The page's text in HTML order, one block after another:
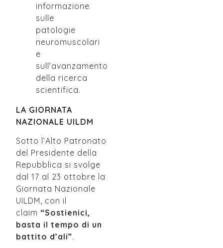
informazione
sulle
patologie
neuromuscolari
e
sull’avanzamento
della ricerca
scientifica.
LA GIORNATA
NAZIONALE UILDM
Sotto l’Alto Patronato
del Presidente della
Repubblica si svolge
dal 17 al 23 ottobre la
Giornata Nazionale
UILDM, con il
claim “Sostienici,
basta il tempo di un
battito d’ali”.